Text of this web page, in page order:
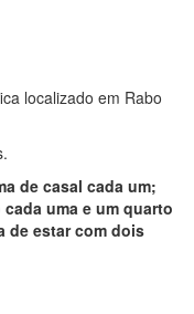
localizado em Rabo
de casal cada um;
uma e um quarto
de estar com dois